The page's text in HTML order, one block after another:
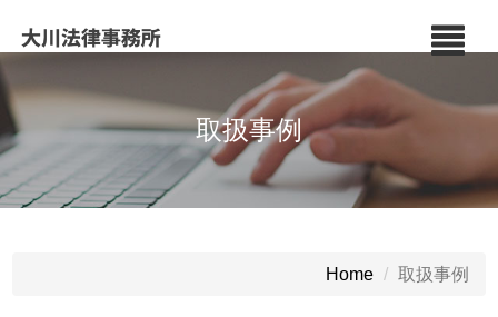
取扱事例
Home 取扱事例